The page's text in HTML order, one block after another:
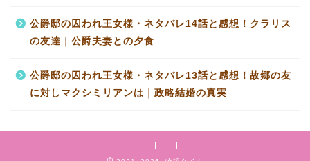
公爵邸の囚われ王女様・ネタバレ14話と感想！クラリス
の友達｜公爵夫妻との夕食
公爵邸の囚われ王女様・ネタバレ13話と感想！故郷の友
に対しマクシミリアンは｜政略結婚の真実